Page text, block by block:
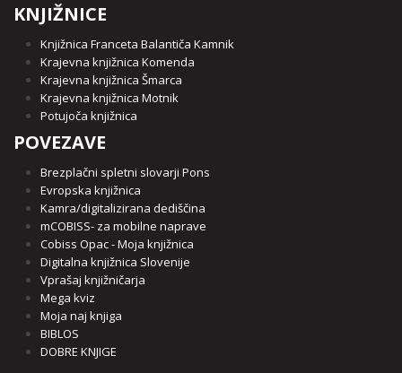
KNJIŽNICE
Knjižnica Franceta Balantiča Kamnik
Krajevna knjižnica Komenda
Krajevna knjižnica Šmarca
Krajevna knjižnica Motnik
Potujoča knjižnica
POVEZAVE
Brezplačni spletni slovarji Pons
Evropska knjižnica
Kamra/digitalizirana dediščina
mCOBISS- za mobilne naprave
Cobiss Opac - Moja knjižnica
Digitalna knjižnica Slovenije
Vprašaj knjižničarja
Mega kviz
Moja naj knjiga
BIBLOS
DOBRE KNJIGE